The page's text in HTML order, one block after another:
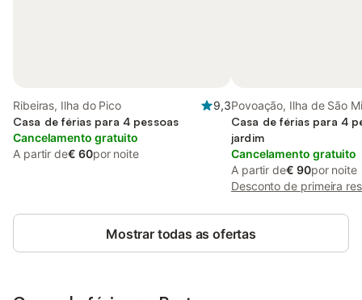
Ribeiras, Ilha do Pico
9,3
Casa de férias para 4 pessoas
Cancelamento gratuito
A partir de€ 60por noite
Povoação, Ilha de São
Casa de férias para 4
jardim
Cancelamento gratuito
A partir de€ 90por noite
Desconto de primeira
Mostrar todas as ofertas